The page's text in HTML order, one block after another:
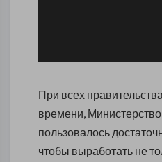
При всех
времени,
пользовалось
чтобы выработать не